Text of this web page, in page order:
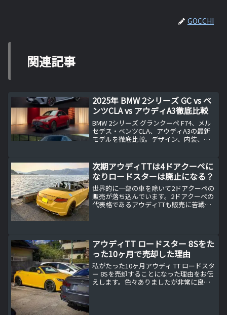
GOCCHI
関連記事
2025年 BMW 2シリーズ GC vs ベ
ンツCLA vs アウディA3徹底比較
BMW 2シリーズ グランクーペ F74、メル
セデス・ベンツCLA、アウディA3の最新
モデルを徹底比較。デザイン、内装、走
すく解説。2025年の最新情報をもとに、
あなたに最適な1台を見つけるための参考
に。
次期アウディTTは4ドアクーペに
なりロードスターは廃止になる？
世界的に一部の車を除いて2ドアクーペの
販売が落ち込んでいます。2ドアクーペの
代表格であるアウディTTも販売に苦戦し
アウディTT ロードスター 8Sをた
った10ヶ月で売却した理由
私がたった10ヶ月アウディ TT ロードスタ
ー 8Sを売却することになった理由をお伝
えします。色々ありましたが非常に良い